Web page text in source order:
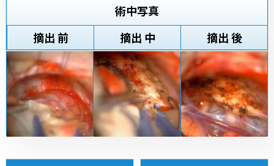
術中写真
摘出 前
摘出 中 摘出 後